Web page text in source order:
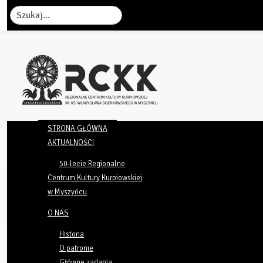
Szukaj
STRONA GŁÓWNA
AKTUALNOŚCI
50-lecie Regionalne
Centrum Kultury Kurpiowskiej
w Myszyńcu
O NAS
Historia
O patronie